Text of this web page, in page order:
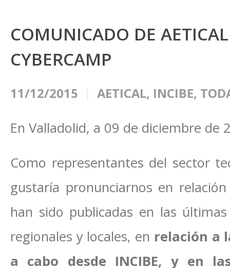
COMUNICADO DE
CYBERCAMP
11/12/2015 AETICAL, INCIBE,
En Valladolid, a 09 de diciembre de
Como representantes del sector
gustaría pronunciarnos en
han sido publicadas en las
regionales y locales, en relación a
a cabo desde INCIBE, y en